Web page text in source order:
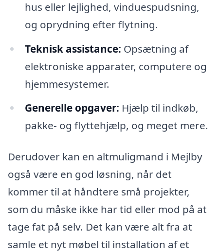
hus eller lejlighed, vinduespudsning,
og oprydning efter flytning.
Teknisk assistance: Opsætning af
elektroniske apparater, computere og
hjemmesystemer.
Generelle opgaver: Hjælp til indkøb,
pakke- og flyttehjælp, og meget mere.
Derudover kan en altmuligmand i Mejlby
også være en god løsning, når det
kommer til at håndtere små projekter,
som du måske ikke har tid eller mod på at
tage fat på selv. Det kan være alt fra at
samle et nyt møbel til installation af et